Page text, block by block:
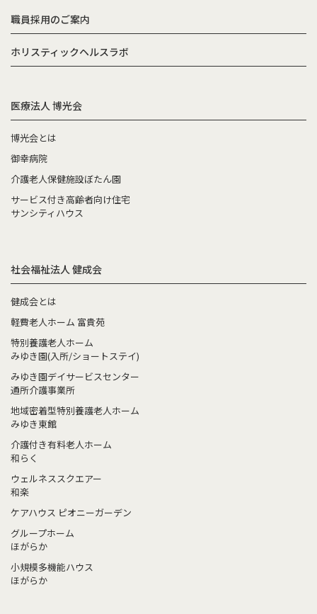
職員採用のご案内
ホリスティックヘルスラボ
医療法人 博光会
博光会とは
御幸病院
介護老人保健施設ぼたん園
サービス付き高齢者向け住宅
サンシティハウス
社会福祉法人 健成会
健成会とは
軽費老人ホーム 富貴苑
特別養護老人ホーム
みゆき園(入所/ショートステイ)
みゆき園デイサービスセンター
通所介護事業所
地域密着型特別養護老人ホーム
みゆき東館
介護付き有料老人ホーム
和らく
ウェルネススクエアー
和楽
ケアハウス ピオニーガーデン
グループホーム
ほがらか
小規模多機能ハウス
ほがらか